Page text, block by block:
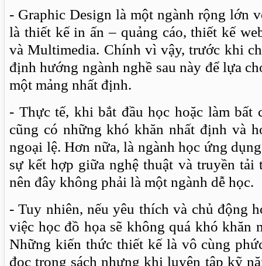
- Graphic Design là một ngành rộng lớn
là thiết kế in ấn – quảng cáo, thiết kế
và Multimedia. Chính vì vậy, trước khi
định hướng ngành nghề sau này để lựa
một mảng nhất định.
- Thực tế, khi bắt đầu học hoặc làm bất
cũng có những khó khăn nhất định và
ngoại lệ. Hơn nữa, là ngành học ứng
sự kết hợp giữa nghệ thuật và truyền
nên đây không phải là một ngành dễ học.
- Tuy nhiên, nếu yêu thích và chủ động
việc học đồ họa sẽ không quá khó khăn
Những kiến thức thiết kế là vô cùng
đọc trong sách nhưng khi luyện tập kỹ